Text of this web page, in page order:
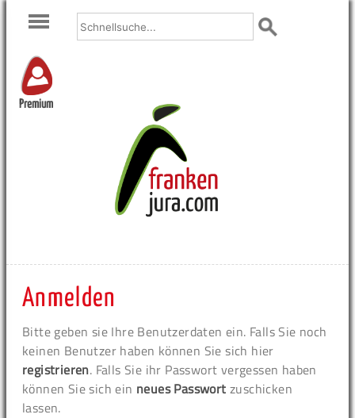
Premium
Anmelden
Bitte geben sie Ihre Benutzerdaten ein. Falls Sie noch
keinen Benutzer haben können Sie sich hier
registrieren. Falls Sie ihr Passwort vergessen haben
können Sie sich ein neues Passwort zuschicken
lassen.